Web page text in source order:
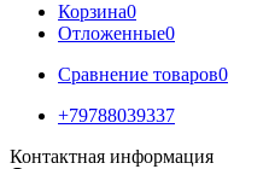
Корзина0
Отложенные0
Сравнение товаров0
+79788039337
Контактная информация